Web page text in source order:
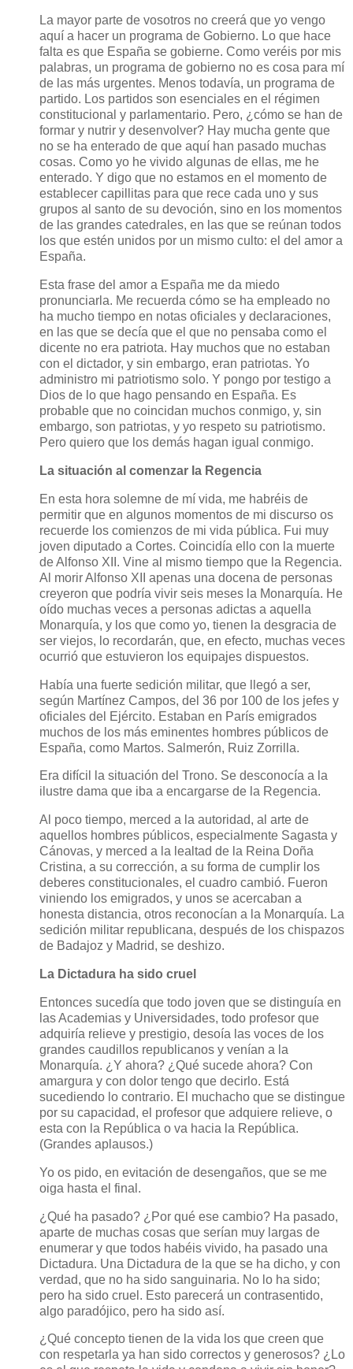
La mayor parte de vosotros no creerá que yo vengo
aquí a hacer un programa de Gobierno. Lo que hace
falta es que España se gobierne. Como veréis por mis
palabras, un programa de gobierno no es cosa para mí
de las más urgentes. Menos todavía, un programa de
partido. Los partidos son esenciales en el régimen
constitucional y parlamentario. Pero, ¿cómo se han de
formar y nutrir y desenvolver? Hay mucha gente que
no se ha enterado de que aquí han pasado muchas
cosas. Como yo he vivido algunas de ellas, me he
enterado. Y digo que no estamos en el momento de
establecer capillitas para que rece cada uno y sus
grupos al santo de su devoción, sino en los momentos
de las grandes catedrales, en las que se reúnan todos
los que estén unidos por un mismo culto: el del amor a
España.
Esta frase del amor a España me da miedo
pronunciarla. Me recuerda cómo se ha empleado no
ha mucho tiempo en notas oficiales y declaraciones,
en las que se decía que el que no pensaba como el
dicente no era patriota. Hay muchos que no estaban
con el dictador, y sin embargo, eran patriotas. Yo
administro mi patriotismo solo. Y pongo por testigo a
Dios de lo que hago pensando en España. Es
probable que no coincidan muchos conmigo, y, sin
embargo, son patriotas, y yo respeto su patriotismo.
Pero quiero que los demás hagan igual conmigo.
La situación al comenzar la Regencia
En esta hora solemne de mí vida, me habréis de
permitir que en algunos momentos de mi discurso os
recuerde los comienzos de mi vida pública. Fui muy
joven diputado a Cortes. Coincidía ello con la muerte
de Alfonso XII. Vine al mismo tiempo que la Regencia.
Al morir Alfonso XII apenas una docena de personas
creyeron que podría vivir seis meses la Monarquía. He
oído muchas veces a personas adictas a aquella
Monarquía, y los que como yo, tienen la desgracia de
ser viejos, lo recordarán, que, en efecto, muchas veces
ocurrió que estuvieron los equipajes dispuestos.
Había una fuerte sedición militar, que llegó a ser,
según Martínez Campos, del 36 por 100 de los jefes y
oficiales del Ejército. Estaban en París emigrados
muchos de los más eminentes hombres públicos de
España, como Martos. Salmerón, Ruiz Zorrilla.
Era difícil la situación del Trono. Se desconocía a la
ilustre dama que iba a encargarse de la Regencia.
Al poco tiempo, merced a la autoridad, al arte de
aquellos hombres públicos, especialmente Sagasta y
Cánovas, y merced a la lealtad de la Reina Doña
Cristina, a su corrección, a su forma de cumplir los
deberes constitucionales, el cuadro cambió. Fueron
viniendo los emigrados, y unos se acercaban a
honesta distancia, otros reconocían a la Monarquía. La
sedición militar republicana, después de los chispazos
de Badajoz y Madrid, se deshizo.
La Dictadura ha sido cruel
Entonces sucedía que todo joven que se distinguía en
las Academias y Universidades, todo profesor que
adquiría relieve y prestigio, desoía las voces de los
grandes caudillos republicanos y venían a la
Monarquía. ¿Y ahora? ¿Qué sucede ahora? Con
amargura y con dolor tengo que decirlo. Está
sucediendo lo contrario. El muchacho que se distingue
por su capacidad, el profesor que adquiere relieve, o
esta con la República o va hacia la República.
(Grandes aplausos.)
Yo os pido, en evitación de desengaños, que se me
oiga hasta el final.
¿Qué ha pasado? ¿Por qué ese cambio? Ha pasado,
aparte de muchas cosas que serían muy largas de
enumerar y que todos habéis vivido, ha pasado una
Dictadura. Una Dictadura de la que se ha dicho, y con
verdad, que no ha sido sanguinaria. No lo ha sido;
pero ha sido cruel. Esto parecerá un contrasentido,
algo paradójico, pero ha sido así.
¿Qué concepto tienen de la vida los que creen que
con respetarla ya han sido correctos y generosos? ¿Lo